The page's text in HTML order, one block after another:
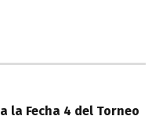
la Fecha 4 del Torneo